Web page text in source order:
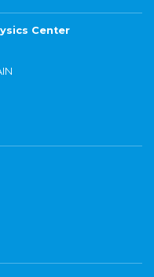
Center